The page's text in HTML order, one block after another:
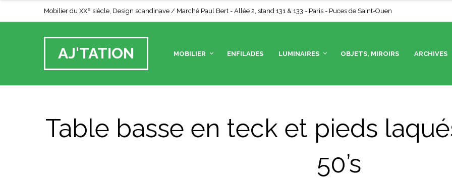
Mobilier du XXe siècle, Design scandinave / Marché Paul Bert - Allée 2, stand 131 & 133 - Paris - Puces de Saint-Ouen
AJ'TATION MOBILIER ENFILADES LUMINAIRES OBJETS, MIROIRS ARCHIVES
Table basse en teck et pieds
50’s